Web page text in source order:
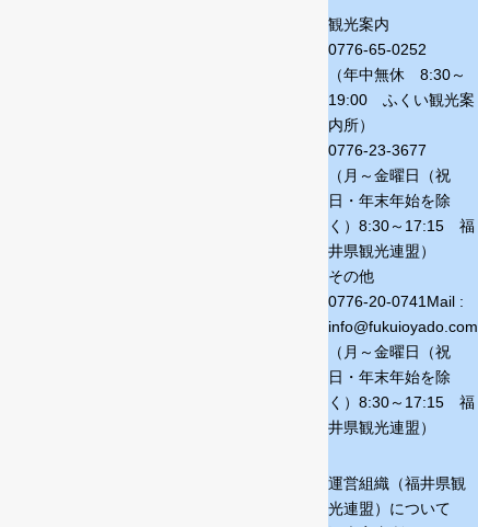
観光案内
0776-65-0252
（年中無休 8:30～
19:00 ふくい観光案
内所）
0776-23-3677
（月～金曜日（祝
日・年末年始を除
く） 8:30～17:15 福
井県観光連盟）
その他
0776-20-0741 Mail :
info@fukuioyado.com
（月～金曜日（祝
日・年末年始を除
く） 8:30～17:15 福
井県観光連盟）
運営組織（福井県観
光連盟）について